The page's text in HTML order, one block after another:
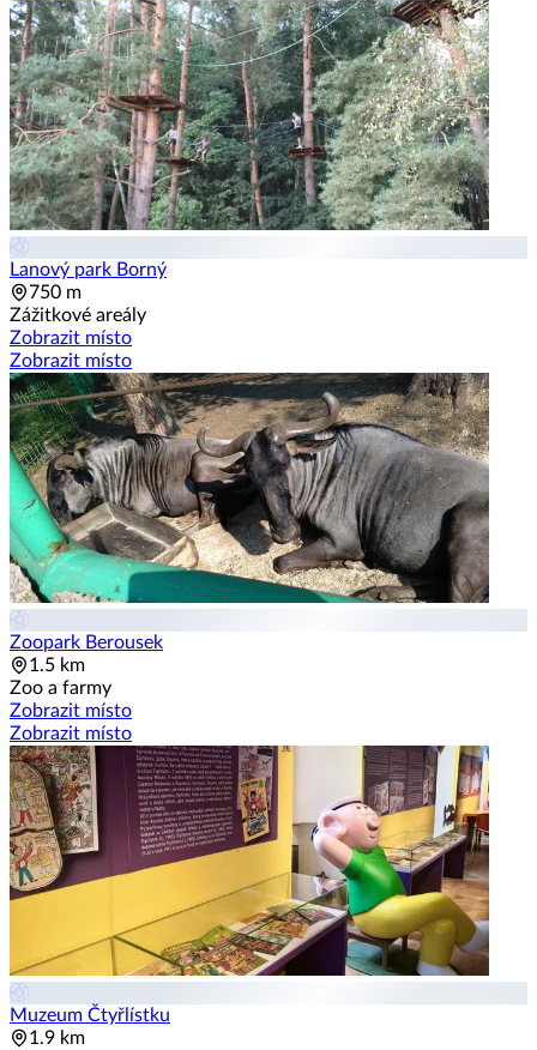
Lanový park Borný
750 m
Zážitkové areály
Zobrazit místo
Zobrazit místo
Zoopark Berousek
1.5 km
Zoo a farmy
Zobrazit místo
Zobrazit místo
Muzeum Čtyřlístku
1.9 km